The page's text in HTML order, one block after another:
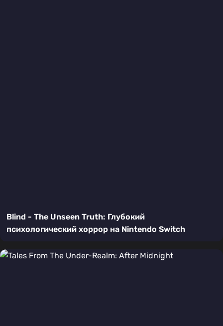
Blind - The Unseen Truth: Глубокий
психологический хоррор на Nintendo Switch